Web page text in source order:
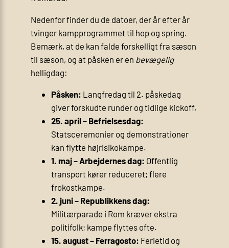
Nedenfor finder du de datoer, der år efter år
tvinger kampprogrammet til hop og spring.
Bemærk, at de kan falde forskelligt fra sæson
til sæson, og at påsken er en bevægelig
helligdag:
Påsken: Langfredag til 2. påskedag
giver forskudte runder og tidlige kickoff.
25. april – Befrielsesdag:
Statsceremonier og demonstrationer
kan flytte højrisikokampe.
1. maj – Arbejdernes dag: Offentlig
transport kører reduceret; flere
frokostkampe.
2. juni – Republikkens dag:
Militærparade i Rom kræver ekstra
politifolk; kampe flyttes ofte.
15. august – Ferragosto: Ferietid og